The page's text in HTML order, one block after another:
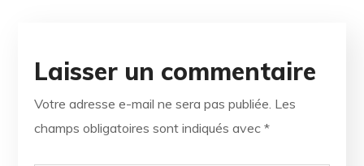
Laisser un commentaire
Votre adresse e-mail ne sera pas publiée. Les
champs obligatoires sont indiqués avec*